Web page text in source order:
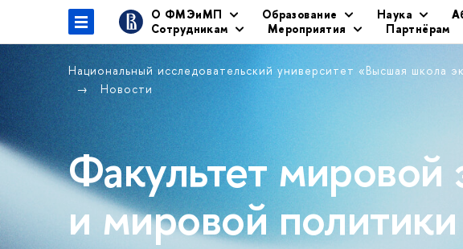
О ФМЭиМП Образование Наука
Сотрудникам
Мероприятия Партнёрам
Национальный исследовательский университет «Высшая школа
Новости
Факультет мировой
и мировой политики